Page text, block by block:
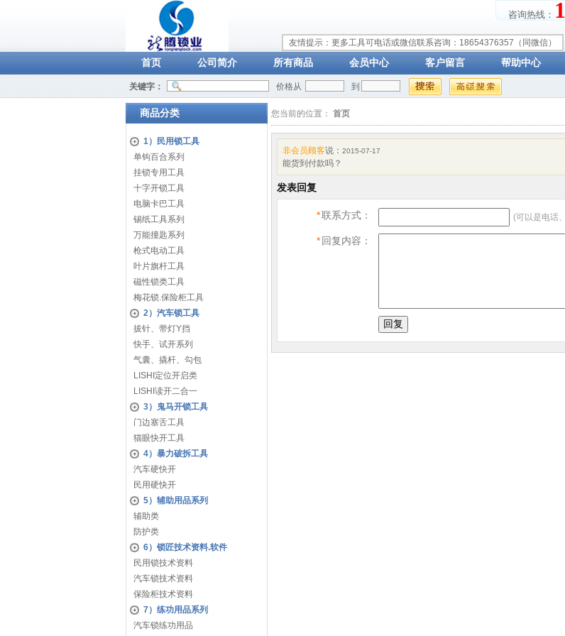
友情提示：更多工具可电话或微信联系咨询：18654376357（同微信）
咨询热线：
首页 公司简介 所有商品 会员中心 客户留言 帮助中心
关键字： 价格从 到
商品分类
1）民用锁工具
单钩百合系列
挂锁专用工具
十字开锁工具
电脑卡巴工具
锡纸工具系列
万能撞匙系列
枪式电动工具
叶片旗杆工具
磁性锁类工具
梅花锁.保险柜工具
2）汽车锁工具
拔针、带灯Y挡
快手、试开系列
气囊、撬杆、勾包
LISHI定位开启类
LISHI读开二合一
3）鬼马开锁工具
门边塞舌工具
猫眼快开工具
4）暴力破拆工具
汽车硬快开
民用硬快开
5）辅助用品系列
辅助类
防护类
6）锁匠技术资料.软件
民用锁技术资料
汽车锁技术资料
保险柜技术资料
7）练功用品系列
汽车锁练功用品
您当前的位置： 首页
非会员顾客说： 2015-07-17
能货到付款吗？
发表回复
*联系方式： (可以是电话
* 回复内容：